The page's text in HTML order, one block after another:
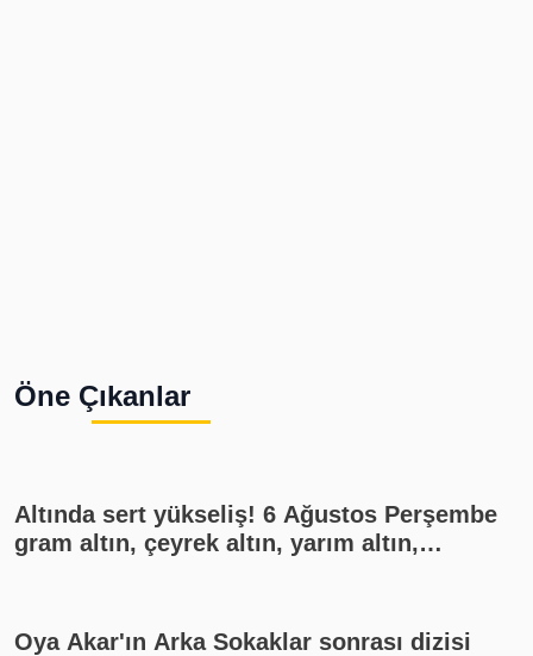
Öne Çıkanlar
Altında sert yükseliş! 6 Ağustos Perşembe
gram altın, çeyrek altın, yarım altın,
Oya Akar'ın Arka Sokaklar sonrası dizisi